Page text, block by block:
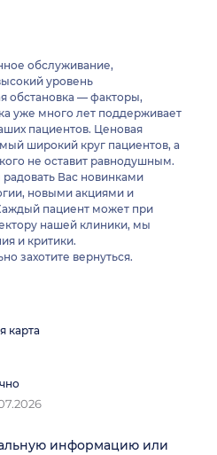
обслуживание,
уровень
обстановка — факторы,
уже много лет поддерживает
пациентов. Ценовая
широкий круг пациентов, а
не оставит равнодушным.
Вас новинками
новыми акциями и
пациент может при
нашей клиники, мы
и критики.
захотите вернуться.
карта
информацию или